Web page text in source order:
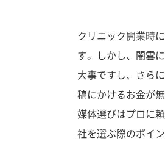
クリニック開業時
す。しかし、闇雲
大事ですし、さら
稿にかけるお金が
媒体選びはプロに
社を選ぶ際のポイ